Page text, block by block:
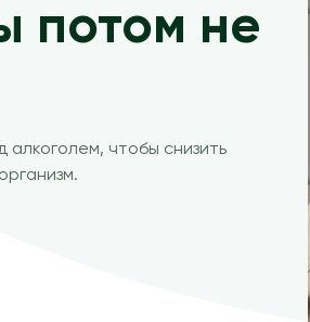
потом не
алкоголем, чтобы снизить